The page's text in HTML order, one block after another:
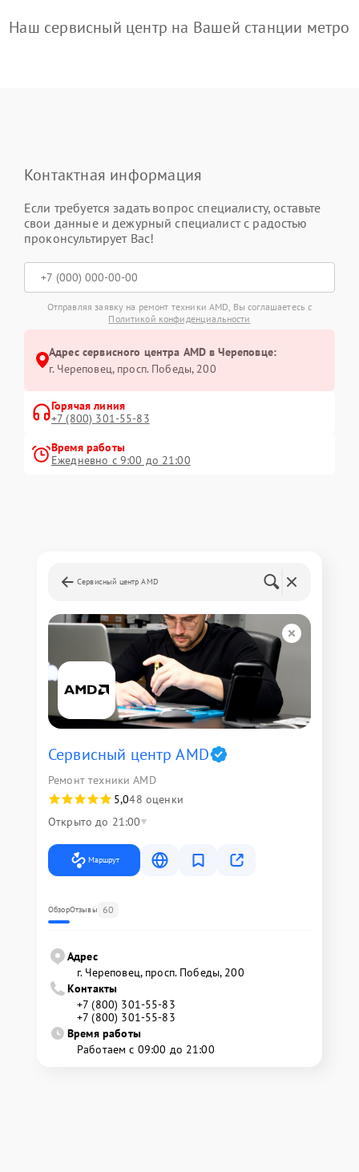
Наш сервисный центр на Вашей станции метро
Контактная информация
Если требуется задать вопрос специалисту, оставьте
свои данные и дежурный специалист с радостью
проконсультирует Вас!
Отправляя заявку на ремонт техники AMD, Вы соглашаетесь с
Политикой конфиденциальности
Адрес сервисного центра AMD в Череповце:
г. Череповец, просп. Победы, 200
Горячая линия
+7 (800) 301-55-83
Время работы
Ежедневно с 9:00 до 21:00
Сервисный центр AMD
Сервисный центр AMD
Ремонт техники AMD
5,048 оценки
Открыто до 21:00
Маршрут
ОбзорОтзывы 60
Адрес
г. Череповец, просп. Победы, 200
Контакты
+7 (800) 301-55-83
+7 (800) 301-55-83
Время работы
Работаем с 09:00 до 21:00